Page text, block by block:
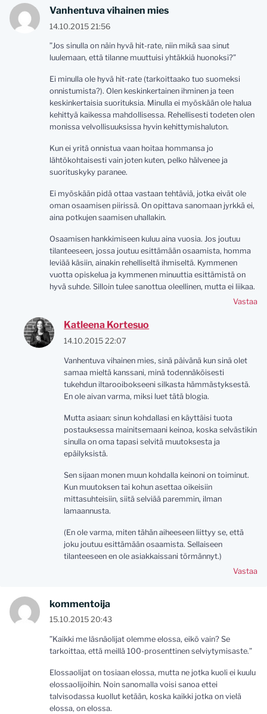
Vanhentuva vihainen mies
14.10.2015 21:56
”Jos sinulla on näin hyvä hit-rate, niin mikä saa sinut
luulemaan, että tilanne muuttuisi yhtäkkiä huonoksi?”
Ei minulla ole hyvä hit-rate (tarkoittaako tuo suomeksi
onnistumista?). Olen keskinkertainen ihminen ja teen
keskinkertaisia suorituksia. Minulla ei myöskään ole halua
kehittyä kaikessa mahdollisessa. Rehellisesti todeten olen
monissa velvollisuuksissa hyvin kehittymishaluton.
Kun ei yritä onnistua vaan hoitaa hommansa jo
lähtökohtaisesti vain joten kuten, pelko hälvenee ja
suorituskyky paranee.
Ei myöskään pidä ottaa vastaan tehtäviä, jotka eivät ole
oman osaamisen piirissä. On opittava sanomaan jyrkkä ei,
aina potkujen saamisen uhallakin.
Osaamisen hankkimiseen kuluu aina vuosia. Jos joutuu
tilanteeseen, jossa joutuu esittämään osaamista, homma
leviää käsiin, ainakin rehelliseltä ihmiseltä. Kymmenen
vuotta opiskelua ja kymmenen minuuttia esittämistä on
hyvä suhde. Silloin tulee sanottua oleellinen, mutta ei liikaa.
Vastaa
Katleena Kortesuo
14.10.2015 22:07
Vanhentuva vihainen mies, sinä päivänä kun sinä olet
samaa mieltä kanssani, minä todennäköisesti
tukehdun iltarooibokseeni silkasta hämmästyksestä.
En ole aivan varma, miksi luet tätä blogia.
Mutta asiaan: sinun kohdallasi en käyttäisi tuota
postauksessa mainitsemaani keinoa, koska selvästikin
sinulla on oma tapasi selvitä muutoksesta ja
epäilyksistä.
Sen sijaan monen muun kohdalla keinoni on toiminut.
Kun muutoksen tai kohun asettaa oikeisiin
mittasuhteisiin, siitä selviää paremmin, ilman
lamaannusta.
(En ole varma, miten tähän aiheeseen liittyy se, että
joku joutuu esittämään osaamista. Sellaiseen
tilanteeseen en ole asiakkaissani törmännyt.)
Vastaa
kommentoija
15.10.2015 20:43
”Kaikki me läsnäolijat olemme elossa, eikö vain? Se
tarkoittaa, että meillä 100-prosenttinen selviytymisaste.”
Elossaolijat on tosiaan elossa, mutta ne jotka kuoli ei kuulu
elossaolijoihin. Noin sanomalla voisi sanoa ettei
talvisodassa kuollut ketään, koska kaikki jotka on vielä
elossa, on elossa.